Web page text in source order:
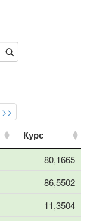
>>
Курс
80,1665
86,5502
11,3504
Курс